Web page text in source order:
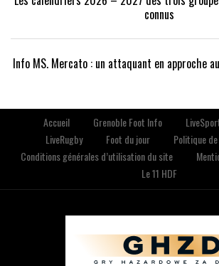
connus
Info MS. Mercato : un attaquant en approche
Accueil Grenoble Foot Info
LiveRugby
Foot du jour
Politique
Conditions générales d’utilisation du site
Le 11 HDF